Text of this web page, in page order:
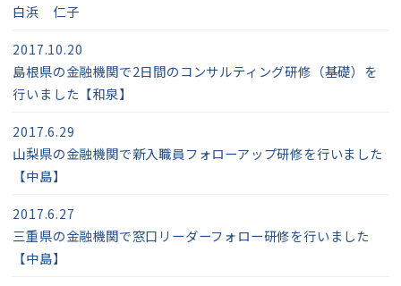
白浜 仁子
島根県の金融機関で2日間のコンサルティング研修（基礎）を
行いました【和泉】
2017.10.20
山梨県の金融機関で新入職員フォローアップ研修を行いました
【中島】
2017.6.29
三重県の金融機関で窓口リーダーフォロー研修を行いました
【中島】
2017.6.27